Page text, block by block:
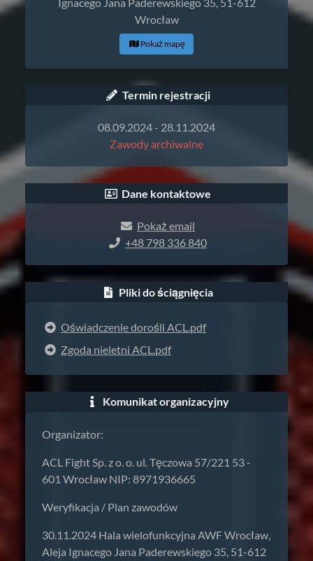
Wrocław
Pokaż mapę
Termin rejestracji
08.09.2024 - 28.11.2024
Zawody archiwalne
Dane kontaktowe
Pokaż email
+48 798 336 840
Pliki do ściągnięcia
Oświadczenie dorośli ACL.pdf
Zgoda nieletni ACL.pdf
Komunikat organizacyjny
Organizator:
ACL Fight Sp. z o. o. ul. Tęczowa 57/221 53 -
601 Wrocław NIP: 8971936665
Weryfikacja / Plan zawodów
30.11.2024 Hala wielofunkcyjna AWF Wrocław,
Aleja Ignacego Jana Paderewskiego 35, 51-612